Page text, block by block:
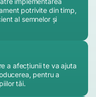
potrivite din timp,
al semnelor și
a afecțiunii te va ajuta
pentru a
tăi.